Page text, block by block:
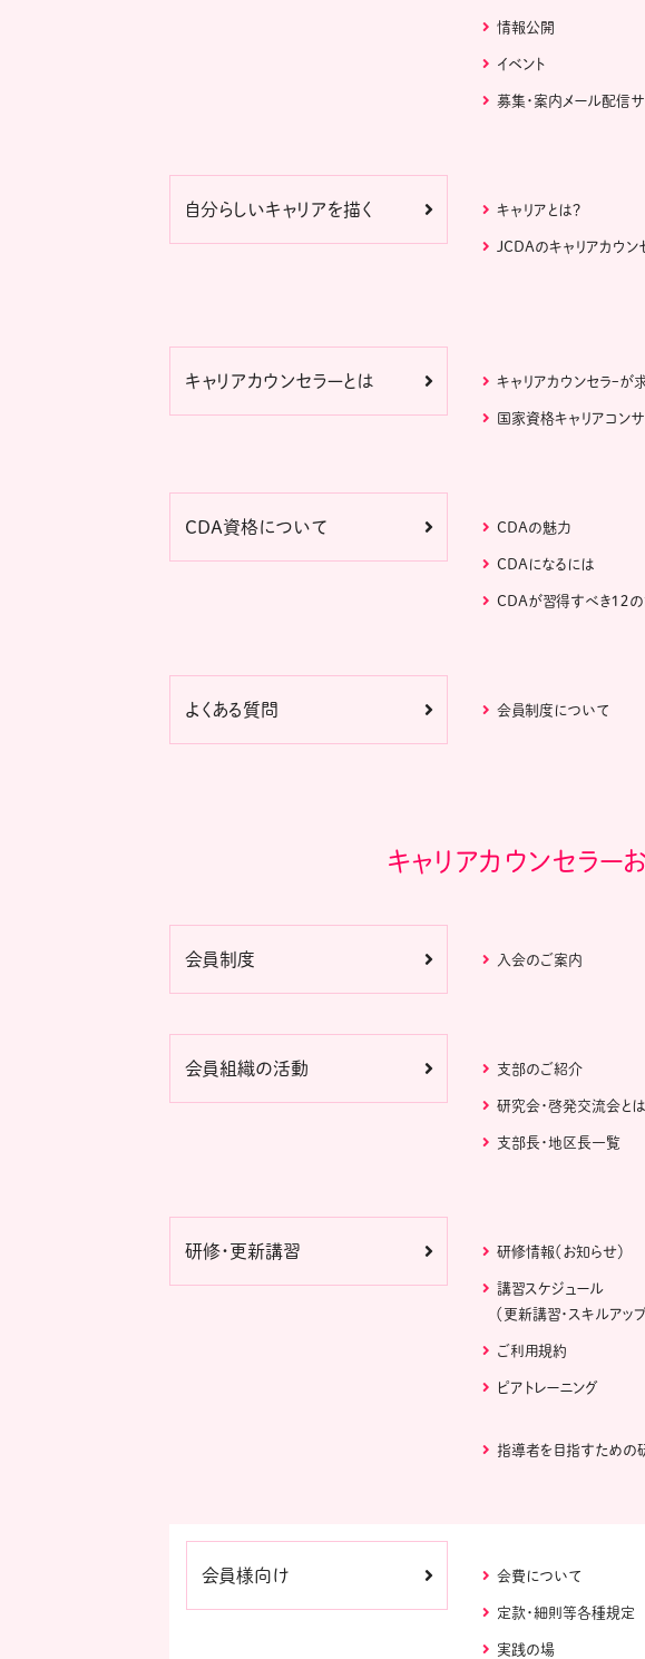
情報公開
イベント
募集・案内メール配信
自分らしいキャリアを描く キャリアとは？
JCDAのキャリアカウン
キャリアカウンセラーとは キャリアカウンセラｰが
国家資格キャリアコン
CDA資格について CDAの魅力
CDAになるには
CDAが習得すべき１２
よくある質問 会員制度について
キャリアカウンセラー
会員制度 入会のご案内
会員組織の活動 支部のご紹介
研究会・啓発交流会とは
支部長・地区長一覧
研修・更新講習 研修情報（お知らせ）
講習スケジュール
（更新講習・スキルアップ
ご利用規約
ピアトレーニング
指導者を目指すための
会員様向け 会費について
定款・細則等各種規定
実践の場